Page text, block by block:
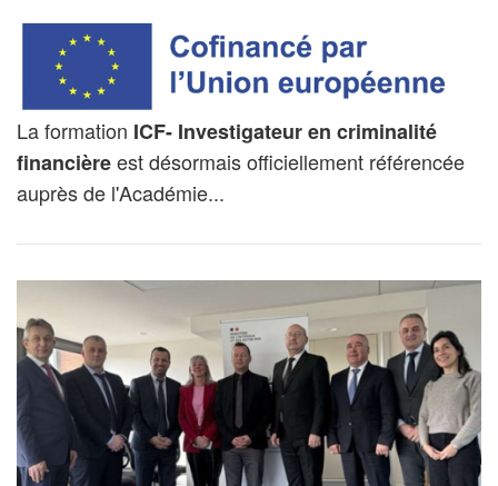
La formation ICF- Investigateur en criminalité
financièreest désormais officiellement référencée
auprès de l'Académie...